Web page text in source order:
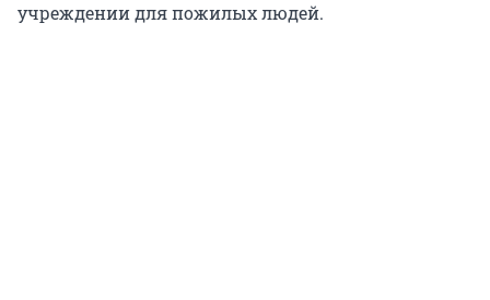
учреждении для пожилых людей.